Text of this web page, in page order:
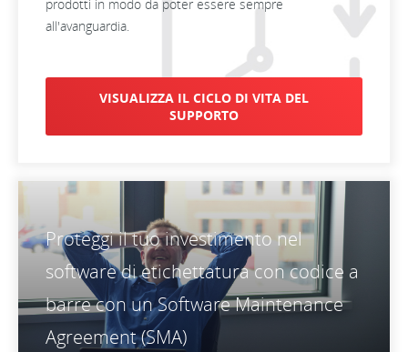
prodotti in modo da poter essere sempre
all'avanguardia.
VISUALIZZA IL CICLO DI VITA DEL
SUPPORTO
Proteggi il tuo investimento nel
software di etichettatura con codice a
barre con un Software Maintenance
Agreement (SMA)